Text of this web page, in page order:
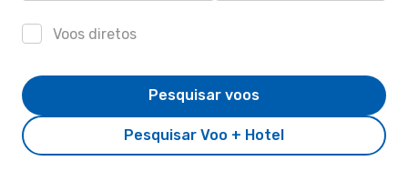
Voos diretos
Pesquisar Voo + Hotel
Pesquisar voos